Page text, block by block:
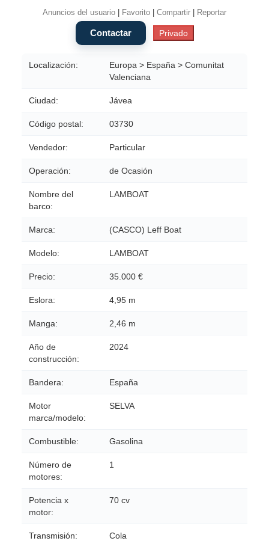
Anuncios del usuario Favorito Compartir Reportar
Localización:
Europa > España > Comunitat
Valenciana
Ciudad: Jávea
Código postal: 03730
Vendedor: Particular
Operación: de Ocasión
Nombre del
barco:
LAMBOAT
Marca: (CASCO) Leff Boat
Modelo: LAMBOAT
Precio: 35.000 €
Eslora: 4,95 m
Manga: 2,46 m
Año de
construcción:
2024
Bandera: España
Motor
marca/modelo:
SELVA
Combustible: Gasolina
Número de
motores:
1
Potencia x
motor:
70 cv
Transmisión: Cola